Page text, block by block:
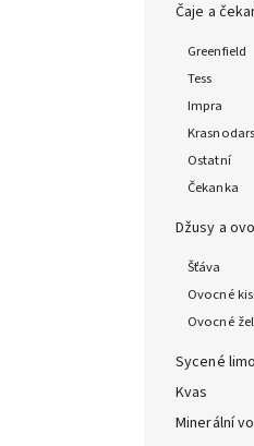
Čaje a
Greenfield
Tess
Impra
Ostatní
Čekanka
Džusy a
Šťáva
Ovocné
Ovocné
Sycené
Kvas
Minerální